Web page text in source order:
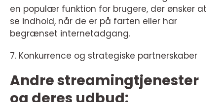
en populær funktion for brugere, der ønsker at
se indhold, når de er på farten eller har
begrænset internetadgang.
7. Konkurrence og strategiske partnerskaber
Andre streamingtjenester